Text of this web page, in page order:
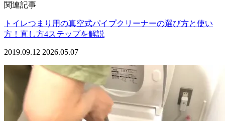
関連記事
トイレつまり用の真空式パイプクリーナーの選び方と使い
方！直し方4ステップを解説
2019.09.12 2026.05.07